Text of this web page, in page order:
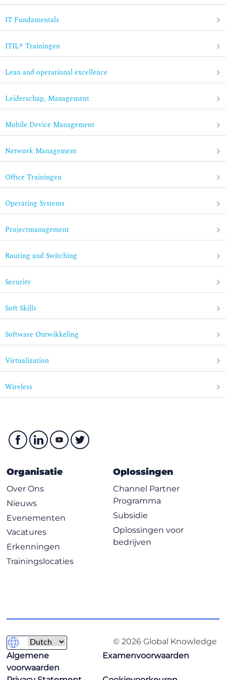
IT Fundamentals
ITIL® Trainingen
Lean and operational excellence
Leiderschap, Management
Mobile Device Management
Network Management
Office Trainingen
Operating Systems
Projectmanagement
Routing and Switching
Security
Soft Skills
Software Ontwikkeling
Virtualization
Wireless
Organisatie
Over Ons
Nieuws
Evenementen
Vacatures
Erkenningen
Trainingslocaties
Oplossingen
Channel Partner
Programma
Subsidie
Oplossingen voor
bedrijven
© 2026 Global Knowledge
Algemene
voorwaarden
Examenvoorwaarden